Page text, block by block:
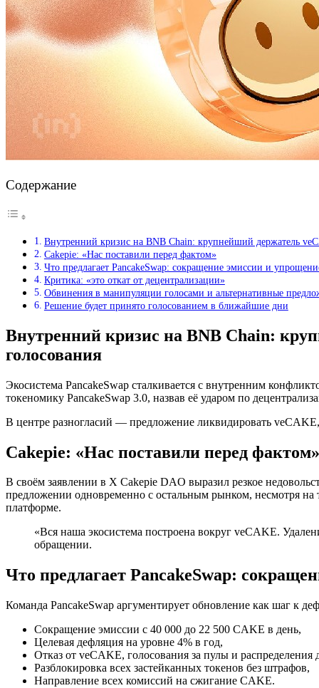
Содержание
Внутренний кризис на BNB Chain: крупнейший держатель
Cakepie: «Нас поставили перед фактом»
Что предлагает PancakeSwap: сокращение эмиссии и
Критика: «это откат от децентрализации»
Обвинения в манипуляции голосами и альтернативные
Решение будет принято голосованием в ближайшие дни
Внутренний кризис на BNB Chain:
голосования
Экосистема PancakeSwap сталкивается с внутренним
токеномику PancakeSwap 3.0, назвав её ударом по
В центре разногласий — предложение ликвидировать
Cakepie: «Нас поставили перед фактом»
В своём заявлении в X Cakepie DAO выразил резкое
предложении одновременно с остальным рынком, несмотря на
платформе.
«Вся наша экосистема построена вокруг veCAKE.
обращении.
Что предлагает PancakeSwap:
Команда PancakeSwap аргументирует обновление как шаг к
Сокращение эмиссии с 40 000 до 22 500 CAKE в день,
Целевая дефляция на уровне 4% в год,
Отказ от veCAKE, голосования за пулы и распределения
Разблокировка всех застейканных токенов без штрафов,
Направление всех комиссий на сжигание CAKE.